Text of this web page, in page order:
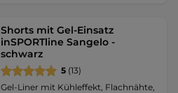
Shorts mit Gel-Einsatz
inSPORTline Sangelo -
schwarz
5 (13)
Gel-Liner mit Kühleffekt, Flachnähte,